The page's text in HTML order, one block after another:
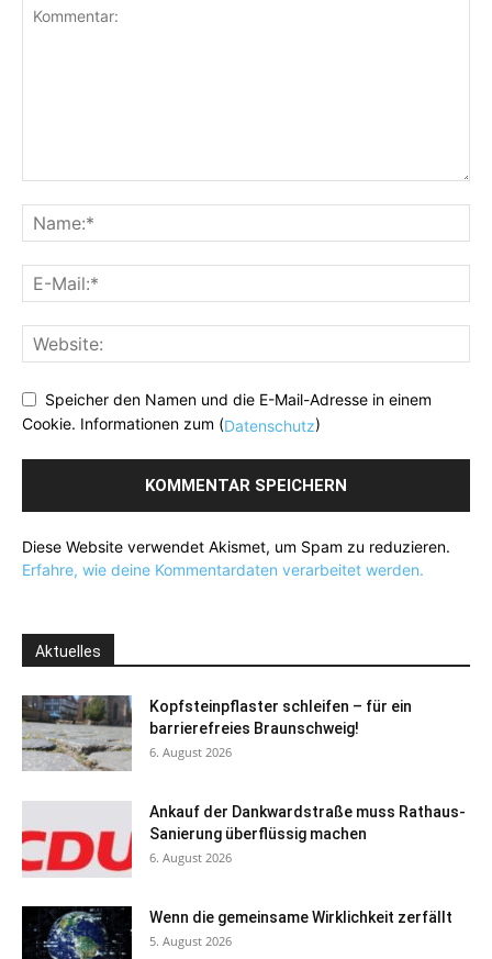
Speicher den Namen und die E-Mail-Adresse in einem
Cookie. Informationen zum (Datenschutz)
Diese Website verwendet Akismet, um Spam zu reduzieren.
Erfahre, wie deine Kommentardaten verarbeitet werden.
Aktuelles
Kopfsteinpflaster schleifen – für ein
barrierefreies Braunschweig!
6. August 2026
Ankauf der Dankwardstraße muss Rathaus-
Sanierung überflüssig machen
6. August 2026
Wenn die gemeinsame Wirklichkeit zerfällt
5. August 2026